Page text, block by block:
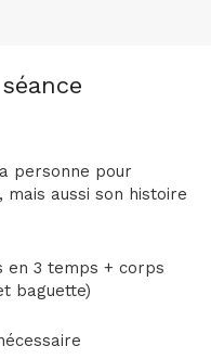
personne pour
aussi son histoire
en 3 temps + corps
baguette)